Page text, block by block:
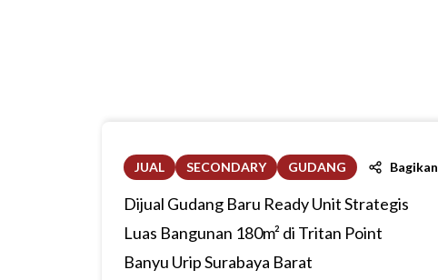
JUAL SECONDARY GUDANG Bagikan
Dijual Gudang Baru Ready Unit Strategis
Luas Bangunan 180m² di Tritan Point
Banyu Urip Surabaya Barat